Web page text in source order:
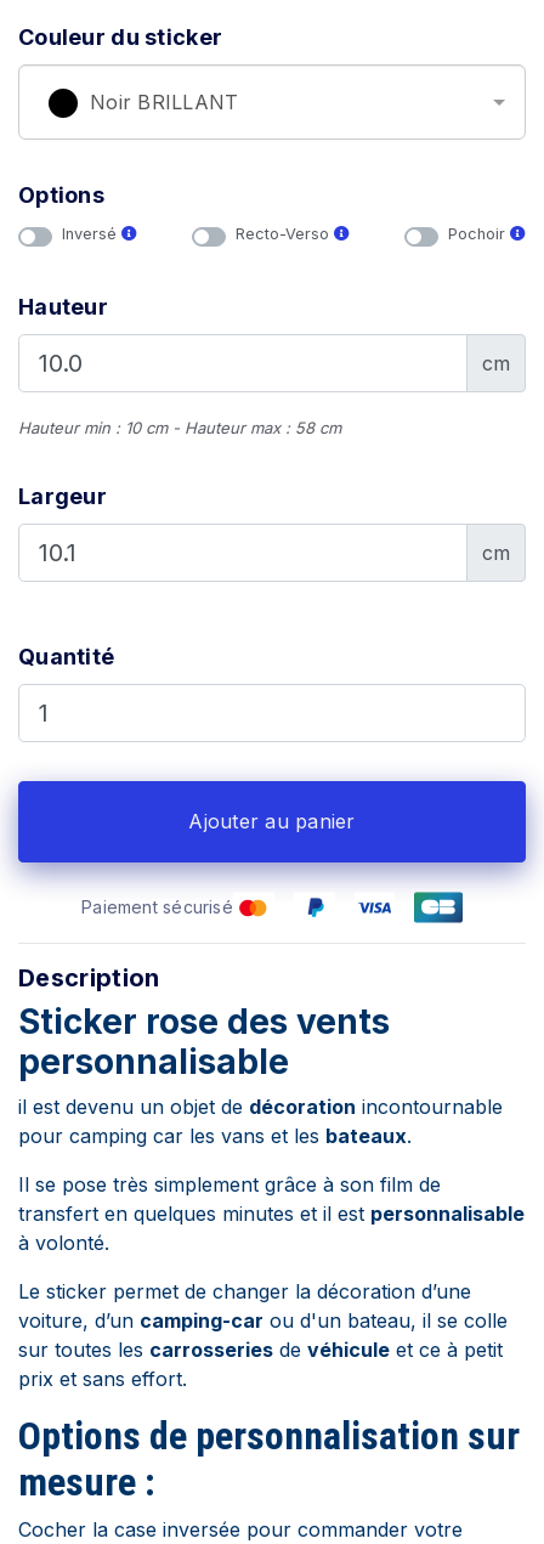
Couleur du sticker
Noir BRILLANT
Options
Inversé Recto-Verso Pochoir
Hauteur
cm
Hauteur min : 10 cm - Hauteur max : 58 cm
Largeur
cm
Quantité
Ajouter au panier
Paiement sécurisé
Description
Sticker rose des vents
personnalisable
il est devenu un objet de décoration incontournable
pour camping car les vans et les bateaux.
Il se pose très simplement grâce à son film de
transfert en quelques minutes et il est personnalisable
à volonté.
Le sticker permet de changer la décoration d’une
voiture, d’un camping-car ou d'un bateau, il se colle
sur toutes les carrosseries de véhicule et ce à petit
prix et sans effort.
Options de personnalisation sur
mesure :
Cocher la case inversée pour commander votre